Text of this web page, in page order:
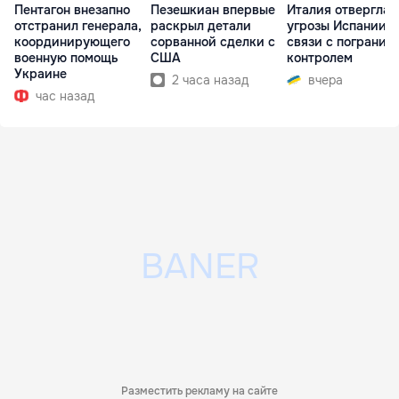
Пентагон внезапно
отстранил генерала,
координирующего
военную помощь
Украине
час назад
Пезешкиан впервые
раскрыл детали
сорванной сделки с
США
2 часа назад
Италия отвергла
угрозы Испании в
связи с
контролем
вчера
Разместить рекламу на сайте